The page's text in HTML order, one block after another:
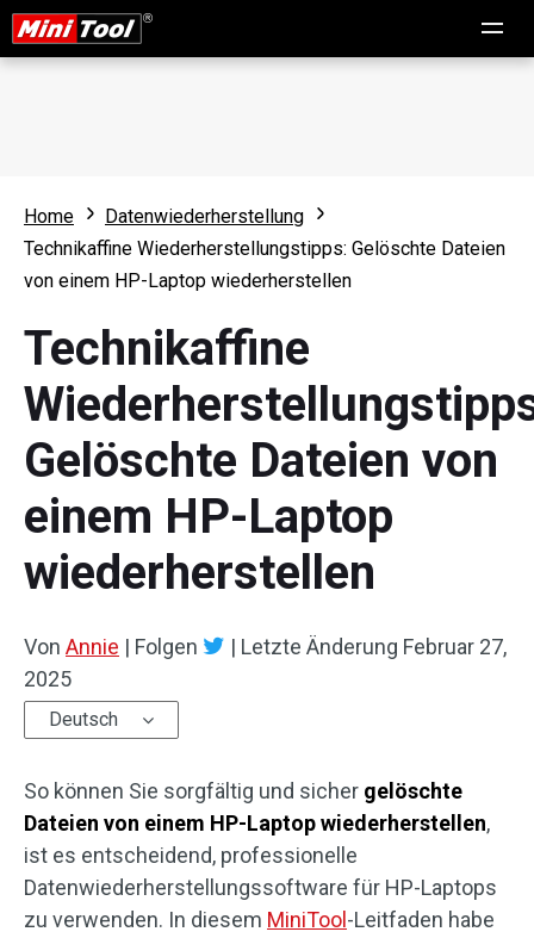
Home
Datenwiederherstellung
Technikaffine Wiederherstellungstipps: Gelöschte Dateien
von einem HP-Laptop wiederherstellen
Technikaffine
Gelöschte Dateien von
einem HP-Laptop
wiederherstellen
Von Annie | Folgen | Letzte Änderung Februar 27,
2025
Deutsch
So können Sie sorgfältig und sicher gelöschte
Dateien von einem HP-Laptop wiederherstellen,
ist es entscheidend, professionelle
Datenwiederherstellungssoftware für HP-Laptops
zu verwenden. In diesem MiniTool -Leitfaden habe